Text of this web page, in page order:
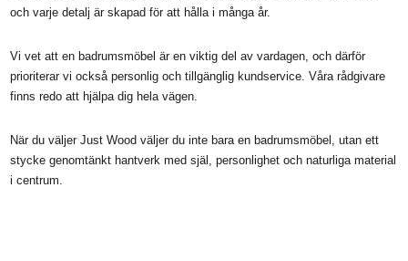
och varje detalj är skapad för att hålla i många år.
Vi vet att en badrumsmöbel är en viktig del av vardagen, och därför
prioriterar vi också personlig och tillgänglig kundservice. Våra rådgivare
finns redo att hjälpa dig hela vägen.
När du väljer Just Wood väljer du inte bara en badrumsmöbel, utan ett
stycke genomtänkt hantverk med själ, personlighet och naturliga material
i centrum.